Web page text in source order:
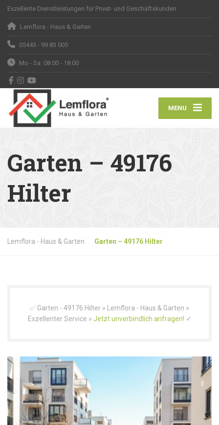
Exzellente Dienstleistungen für Privat- und Geschäftskunden
Lemflora - Haus & Garten
05443 - 99 83 005
Mo - Sa: 08:00 - 18:00
MENU
Garten – 49176
Hilter
Lemflora - Haus & Garten Garten – 49176 Hilter
✅ Garten - 49176 Hilter » Lemflora - Haus & Garten »
Exzellenter Service » Jetzt unverbindlich anfragen! ✓